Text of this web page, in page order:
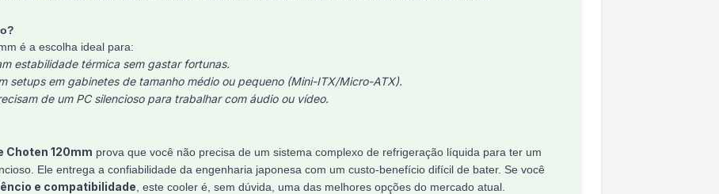
é a escolha ideal para:
estabilidade térmica sem gastar fortunas.
setups em gabinetes de tamanho médio ou pequeno (Mini-ITX/Micro-ATX).
de um PC silencioso para trabalhar com áudio ou vídeo.
Choten 120mm prova que você não precisa de um sistema complexo de refrigeração líquida para ter um
Ele entrega a confiabilidade da engenharia japonesa com um custo-benefício difícil de bater. Se você
e compatibilidade , este cooler é, sem dúvida, uma das melhores opções do mercado atual.